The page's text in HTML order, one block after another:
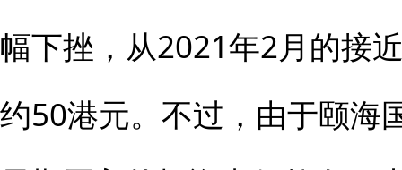
幅下挫，从2021年2月的接
约50港元。不过，由于颐海